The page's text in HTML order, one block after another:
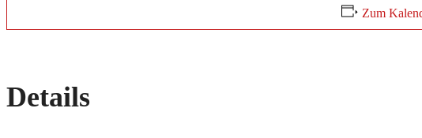
Zum
Details